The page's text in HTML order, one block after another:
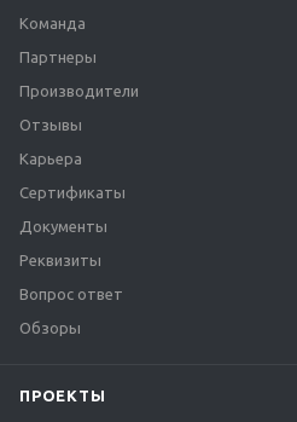
Команда
Партнеры
Производители
Отзывы
Карьера
Сертификаты
Документы
Реквизиты
Вопрос ответ
Обзоры
ПРОЕКТЫ